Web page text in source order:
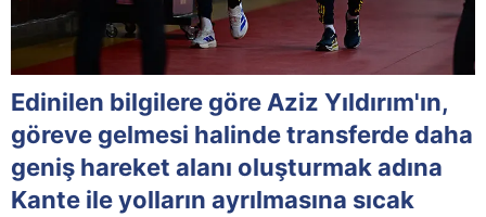
Edinilen bilgilere göre Aziz Yıldırım'ın,
göreve gelmesi halinde transferde daha
geniş hareket alanı oluşturmak adına
Kante ile yolların ayrılmasına sıcak